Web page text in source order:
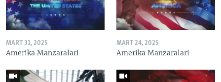
MART 31, 2025
Amerika Manzaralari
MART 24, 2025
Amerika Manzaralari